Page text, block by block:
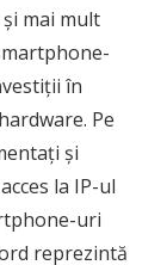
mai mult
în
Pe
și
la IP-ul
uri
reprezintă